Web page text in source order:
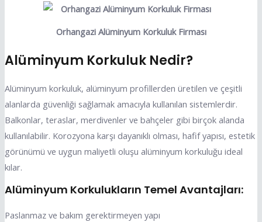
Orhangazi Alüminyum Korkuluk Firması
Alüminyum Korkuluk Nedir?
Alüminyum korkuluk, alüminyum profillerden üretilen ve çeşitli
alanlarda güvenliği sağlamak amacıyla kullanılan sistemlerdir.
Balkonlar, teraslar, merdivenler ve bahçeler gibi birçok alanda
kullanılabilir. Korozyona karşı dayanıklı olması, hafif yapısı, estetik
görünümü ve uygun maliyetli oluşu alüminyum korkuluğu ideal
kılar.
Alüminyum Korkulukların Temel Avantajları:
Paslanmaz ve bakım gerektirmeyen yapı